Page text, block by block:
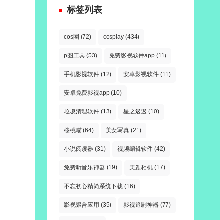
标签列表
cos圈 (72) cosplay (434)
p图工具 (53) 免费影视软件app (11)
手机影视软件 (12) 安卓影视软件 (11)
安卓免费影视app (10)
垃圾清理软件 (13) 星之迟迟 (10)
桜桃喵 (64) 美女写真 (21)
小说阅读器 (31) 视频编辑软件 (42)
免费听音乐神器 (19) 美颜相机 (17)
不忘初心精简系统下载 (16)
影视聚合应用 (35) 影视追剧神器 (77)